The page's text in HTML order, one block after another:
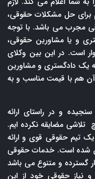
برای حل مشکلات حقوقی،
مجرب می باشد. با توجه
و یا مشاورین حقوقی،
است. در این بین وکلای
یک دادگستری و مشاورین
هم با قیمت مناسب و به
و در راستای ارائه
تلاشی مضایقه نکرده ایم.
تیم حقوقی قوی و ارائه
شده است. خدمات حقوقی
گسترده و متنوع می باشد
نیاز حقوقی خود از این